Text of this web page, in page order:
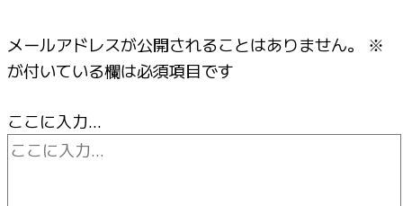
メールアドレスが公開されることはありません。
※
が付いている欄は必須項目です
ここに入力…